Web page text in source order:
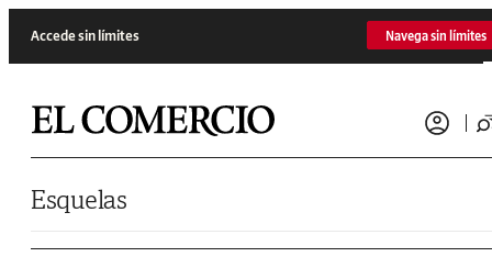
Accede sin límites Navega sin límites
Esquelas